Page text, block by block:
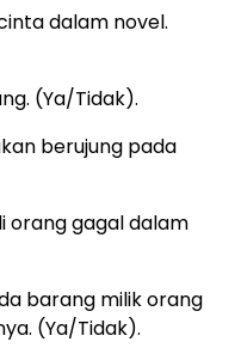
dalam novel.
(Ya/Tidak).
berujung pada
orang gagal dalam
barang milik orang
(Ya/Tidak).